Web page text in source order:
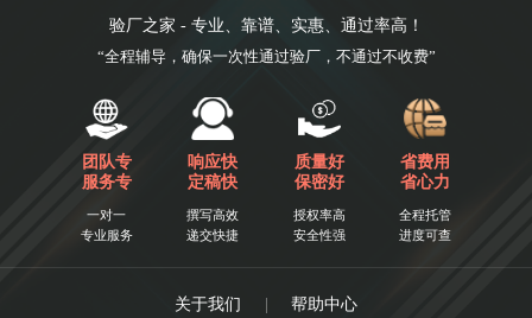
验厂之家 - 专业、靠谱、实惠、通过率高！
“全程辅导，确保一次性通过验厂，不通过不收费”
团队专
服务专
一对一
专业服务
响应快
定稿快
撰写高效
递交快捷
质量好
保密好
授权率高
安全性强
省费用
省心力
全程托管
进度可查
关于我们 | 帮助中心